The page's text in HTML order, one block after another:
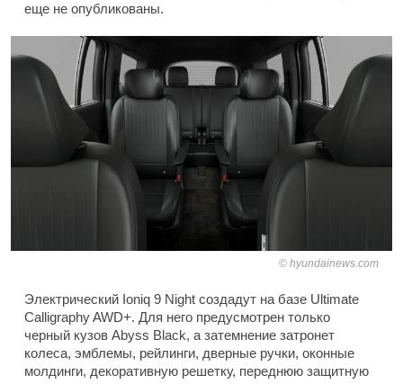
еще не опубликованы.
hyundainews.com
Электрический Ioniq 9 Night создадут на базе Ultimate
Calligraphy AWD+. Для него предусмотрен только
черный кузов Abyss Black, а затемнение затронет
колеса, эмблемы, рейлинги, дверные ручки, оконные
молдинги, декоративную решетку, переднюю защитную